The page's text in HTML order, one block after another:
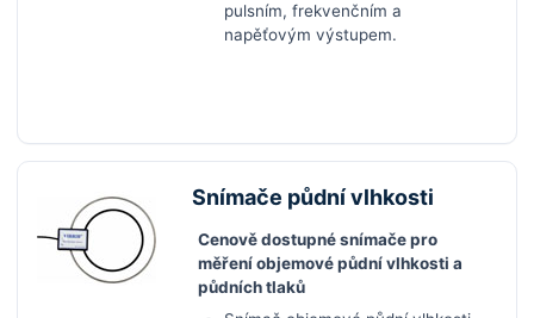
pulsním, frekvenčním a
napěťovým výstupem.
Snímače půdní vlhkosti
Cenově dostupné snímače pro
měření objemové půdní vlhkosti a
půdních tlaků